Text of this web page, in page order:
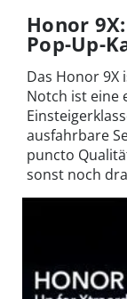
Honor
Pop-Up-
Das Honor 9X
Notch ist eine
ausfahrbare
puncto
sonst noch